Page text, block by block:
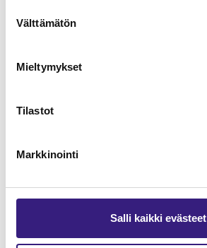
valinta
Välttämätön
Mieltymykset
Tilastot
Markkinointi
Salli kaikki evästeet